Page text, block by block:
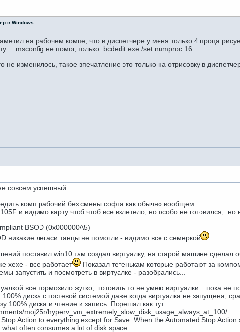
в Windows
на рабочем компе, что в диспетчере у меня только 4 проца
msconfig не помог, только bcdedit.exe /set numproc 16.
изменилось, такое впечатление это только на отрисовку в
совсем успешный
комп рабочий без смены софта как обычно вообщем.
и видимо карту чтоб чтоб все взлетело, но особо не готовился, но
BSOD (0x000000A5)
никакие легаси танцы не помогли - видимо все с семеркой
поставил win10 там создал виртуалку, на старой машине сделал
хехе - все работает
Показал тетенькам которые работают за
запустить и посмотреть в виртуалке - разобрались...
все тормозило жутко, готовить то не умею виртуалки... пока не
диска с гостевой системой даже когда виртуалка не запущена,
100% диска и чтение и запись. Порешал как тут
moj25r/hyperv_vm_extremely_slow_disk_usage_always_at_100/
Action to everything except for Save. When the Automated Stop
often consumes a lot of disk space.